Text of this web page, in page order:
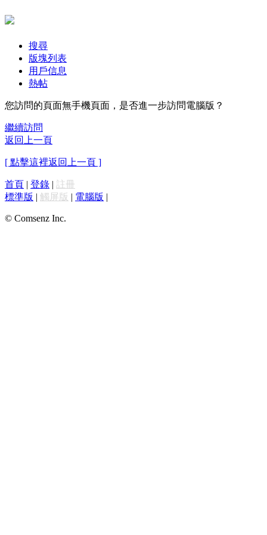
搜尋
版塊列表
用戶信息
熱帖
您訪問的頁面無手機頁面，是否進一步訪問電腦版？
繼續訪問
返回上一頁
[ 點擊這裡返回上一頁 ]
首頁 | 登錄 | 註冊
標準版 | 觸屏版 | 電腦版 |
© Comsenz Inc.